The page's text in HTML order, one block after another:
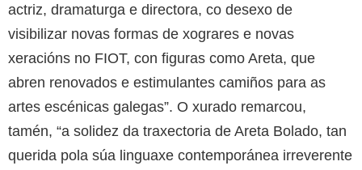
actriz, dramaturga e directora, co desexo de
visibilizar novas formas de xograres e novas
xeracións no FIOT, con figuras como Areta, que
abren renovados e estimulantes camiños para as
artes escénicas galegas”. O xurado remarcou,
tamén, “a solidez da traxectoria de Areta Bolado, tan
querida pola súa linguaxe contemporánea irreverente